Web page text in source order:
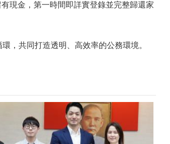
現金，第一時間即詳實登錄並完整歸還家
，共同打造透明、高效率的公務環境。